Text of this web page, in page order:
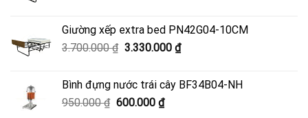
4.500.000 ₫.là:
4.050.000 ₫.
Giường xếp extra bed PN42G04-10CM
3.700.000₫ Giá
3.700.000 ₫.
3.330.000 ₫Giá
là:
Bình đựng nước trái cây BF34B04-NH
950.000₫ Giá
600.000 ₫Giá